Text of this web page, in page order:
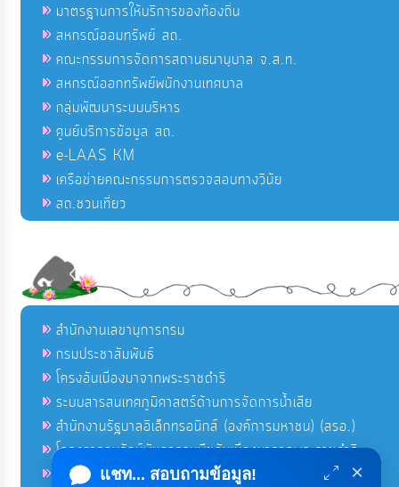
มาตรฐานการให้บริการของท้องถิ่น
สหกรณ์ออมทรัพย์ สถ.
คณะกรรมการจัดการสถานธนานุบาล จ.ส.ท.
สหกรณ์ออกทรัพย์พนักงานเทศบาล
กลุ่มพัฒนาระบบบริหาร
ศูนย์บริการข้อมูล สถ.
e-LAAS KM
เครือข่ายคณะกรรมการตรวจสอบทางวินัย
สถ.ชวนเที่ยว
สำนักงานเลขานุการกรม
กรมประชาสัมพันธ์
โครงอันเนื่องมาจากพระราชดำริ
ระบบสารสนเทศภูมิศาสตร์ด้านการจัดการน้ำเสีย
สำนักงานรัฐบาลอิเล็กทรอนิกส์ (องค์การมหาชน) (สรอ.)
โครงการอนุรักษ์พันธุกรรมพืชอันเนื่องมาจากพระราชดำริ
คลังข่าวมหาไทย
แชท... สอบถามข้อมูล! ×